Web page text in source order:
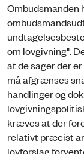
Ombudsmanden
om lovgivning".
at de sager der
må afgrænses
handlinger og
kræves at der
relativt præcist
lovforslag